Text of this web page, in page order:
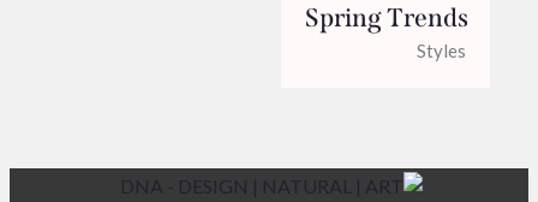
Spring Trends
Styles